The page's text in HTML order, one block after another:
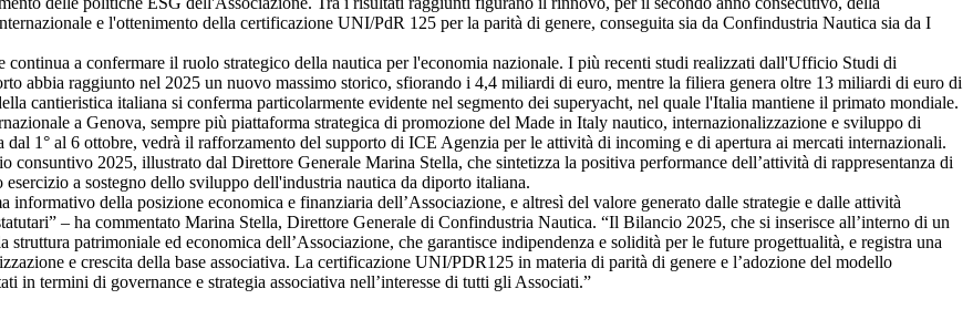
e l'ottenimento della certificazione UNI/PdR 125 per la parità di genere, conseguita sia da Confindustria Nautica sia da I
continua a confermare il ruolo strategico della nautica per l'economia nazionale. I più recenti studi realizzati dall'Ufficio Studi di
abbia raggiunto nel 2025 un nuovo massimo storico, sfiorando i 4,4 miliardi di euro, mentre la filiera genera oltre 13 miliardi di euro di
cantieristica italiana si conferma particolarmente evidente nel segmento dei superyacht, nel quale l'Italia mantiene il primato mondiale.
a Genova, sempre più piattaforma strategica di promozione del Made in Italy nautico, internazionalizzazione e sviluppo di
1° al 6 ottobre, vedrà il rafforzamento del supporto di ICE Agenzia per le attività di incoming e di apertura ai mercati internazionali.
2025, illustrato dal Direttore Generale Marina Stella, che sintetizza la positiva performance dell’attività di rappresentanza di
a sostegno dello sviluppo dell'industria nautica da diporto italiana.
della posizione economica e finanziaria dell’Associazione, e altresì del valore generato dalle strategie e dalle attività
– ha commentato Marina Stella, Direttore Generale di Confindustria Nautica. “Il Bilancio 2025, che si inserisce all’interno di un
patrimoniale ed economica dell’Associazione, che garantisce indipendenza e solidità per le future progettualità, e registra una
e crescita della base associativa. La certificazione UNI/PDR125 in materia di parità di genere e l’adozione del modello
in termini di governance e strategia associativa nell’interesse di tutti gli Associati.”